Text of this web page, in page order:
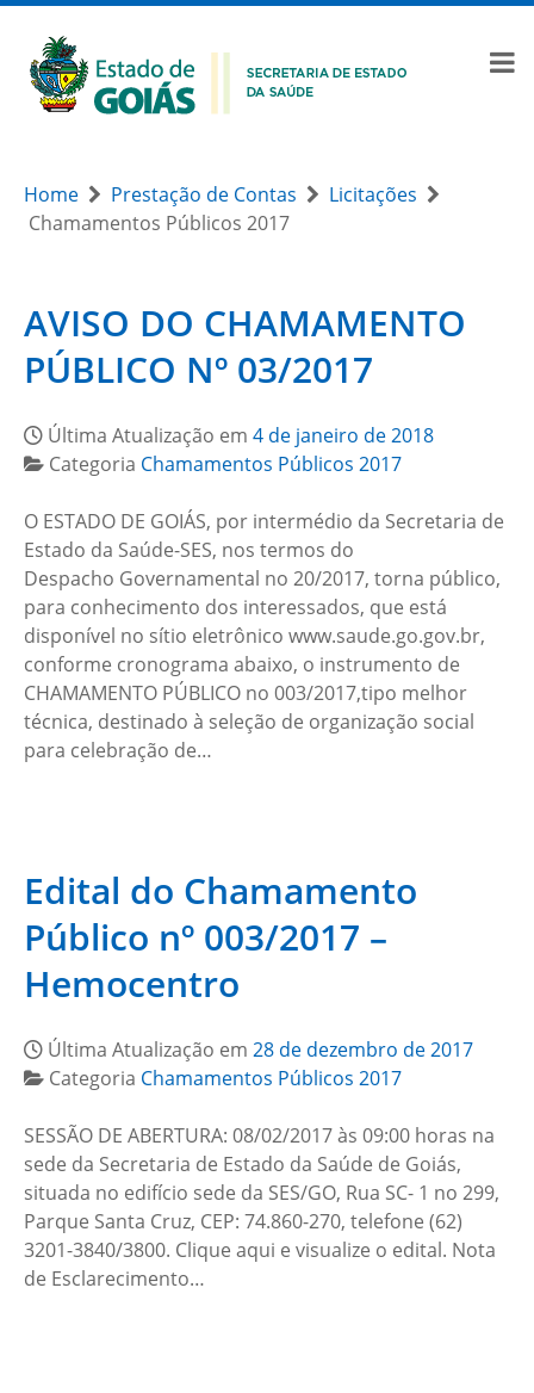
Home Prestação de Contas
Licitações
Chamamentos Públicos 2017
AVISO DO CHAMAMENTO
PÚBLICO Nº 03/2017
Última Atualização em 4 de janeiro de 2018
Categoria Chamamentos Públicos 2017
O ESTADO DE GOIÁS, por intermédio da Secretaria de
Estado da Saúde-SES, nos termos do
Despacho Governamental no 20/2017, torna público,
para conhecimento dos interessados, que está
disponível no sítio eletrônico www.saude.go.gov.br,
conforme cronograma abaixo, o instrumento de
CHAMAMENTO PÚBLICO no 003/2017,tipo melhor
técnica, destinado à seleção de organização social
para celebração de…
Edital do Chamamento
Público nº 003/2017 –
Hemocentro
Última Atualização em 28 de dezembro de 2017
Categoria Chamamentos Públicos 2017
SESSÃO DE ABERTURA: 08/02/2017 às 09:00 horas na
sede da Secretaria de Estado da Saúde de Goiás,
situada no edifício sede da SES/GO, Rua SC- 1 no 299,
Parque Santa Cruz, CEP: 74.860-270, telefone (62)
3201-3840/3800. Clique aqui e visualize o edital. Nota
de Esclarecimento…